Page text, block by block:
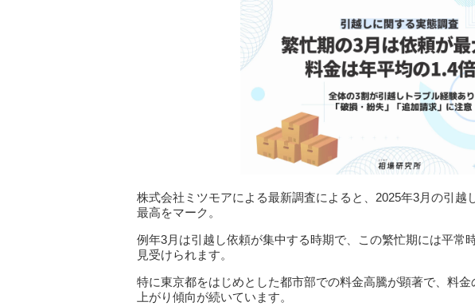
株式会社ミツモアによる最新調査によると、2025年3月の引越
最高をマーク。
例年3月は引越し依頼が集中する時期で、この繁忙期には平常
見受けられます。
特に東京都をはじめとした都市部での料金高騰が顕著で、料
上がり傾向が続いています。